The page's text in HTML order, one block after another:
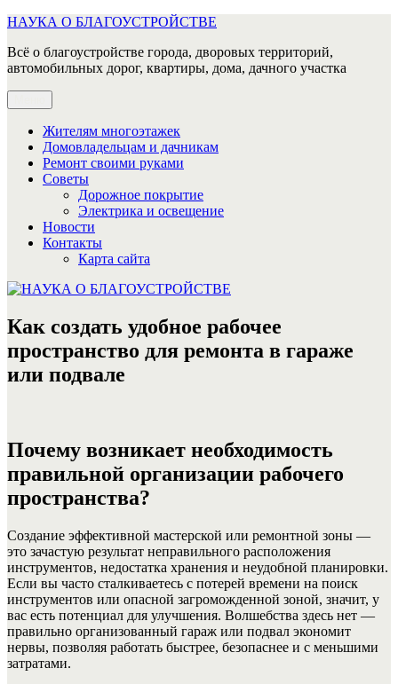
Перейти
содержимому
НАУКА О БЛАГОУСТРОЙСТВЕ
Всё о благоустройстве города, дворовых территорий,
автомобильных дорог, квартиры, дома, дачного участка
Жителям многоэтажек
Домовладельцам и дачникам
Ремонт своими руками
Советы
Дорожное покрытие
Электрика и освещение
Новости
Контакты
Карта сайта
Как создать удобное рабочее
пространство для ремонта в гараже
или подвале
Почему возникает необходимость
правильной организации рабочего
пространства?
Создание эффективной мастерской или ремонтной зоны —
это зачастую результат неправильного расположения
инструментов, недостатка хранения и неудобной планировки.
Если вы часто сталкиваетесь с потерей времени на поиск
инструментов или опасной загроможденной зоной, значит, у
вас есть потенциал для улучшения. Волшебства здесь нет —
правильно организованный гараж или подвал экономит
нервы, позволяя работать быстрее, безопаснее и с меньшими
затратами.